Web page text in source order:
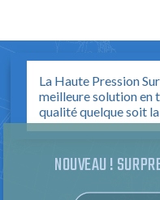
La Haute Pression
meilleure solution en
qualité quelque soit
NOUVEAU !